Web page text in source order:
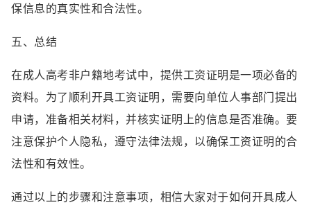
保信息的真实性和合法性。
五、总结
在成人高考非户籍地考试中，提供工资证明是一项必备的
资料。为了顺利开具工资证明，需要向单位人事部门提出
申请，准备相关材料，并核实证明上的信息是否准确。要
注意保护个人隐私，遵守法律法规，以确保工资证明的合
法性和有效性。
通过以上的步骤和注意事项，相信大家对于如何开具成人